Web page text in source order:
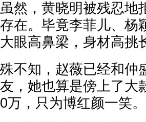
虽然，黄晓明被残忍地
存在。毕竟李菲儿、杨
大眼高鼻梁，身材高挑
殊不知，赵薇已经和仲
友，她也算是傍上了大
0万，只为博红颜一笑。